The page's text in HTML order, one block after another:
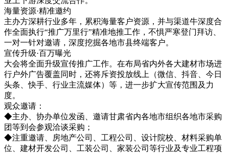
海量资源·精准邀约
主办方深耕行业多年，累积海量客户资源，并与渠道牛深度合
作全面执行“推广万里行”精准地推工作，不惧严寒登门拜访、
一对一针对邀请，深度挖掘各地市县终端客户。
宣传升级·百万曝光
大会将全面升级宣传推广工作。在布局省内外各大建材市场进
行户外广告覆盖同时，还将斥资投放线上（微信、抖音、今日
头条、快手、行业主流媒体）等，进一步扩大宣传范围及力
度。
观众邀请：
◆主办、协办单位发函、邀请甘肃省内各地市组织各地市采购
团等到会参观洽谈采购；
◆注重邀请、房地产公司、工程公司、设计院校、材料采购单
位、建材开发公司、工装公司、家装公司等行业及专业工程项